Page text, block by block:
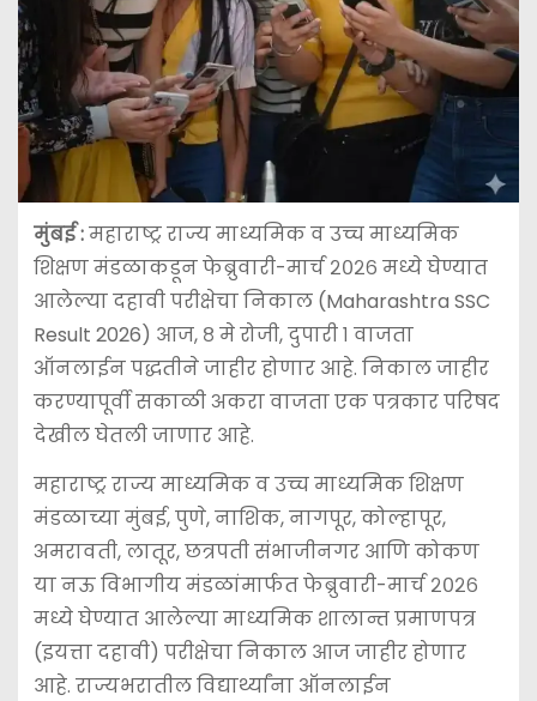
मुंबई :महाराष्ट्र राज्य माध्यमिक व उच्च माध्यमिक
शिक्षण मंडळाकडून फेब्रुवारी-मार्च २०२६ मध्ये घेण्यात
आलेल्या दहावी परीक्षेचा निकाल (Maharashtra SSC
Result 2026) आज, ८ मे रोजी, दुपारी १ वाजता
ऑनलाईन पद्धतीने जाहीर होणार आहे. निकाल जाहीर
करण्यापूर्वी सकाळी अकरा वाजता एक पत्रकार परिषद
देखील घेतली जाणार आहे.
महाराष्ट्र राज्य माध्यमिक व उच्च माध्यमिक शिक्षण
मंडळाच्या मुंबई, पुणे, नाशिक, नागपूर, कोल्हापूर,
अमरावती, लातूर, छत्रपती संभाजीनगर आणि कोकण
या नऊ विभागीय मंडळांमार्फत फेब्रुवारी-मार्च २०२६
मध्ये घेण्यात आलेल्या माध्यमिक शालान्त प्रमाणपत्र
(इयत्ता दहावी) परीक्षेचा निकाल आज जाहीर होणार
आहे. राज्यभरातील विद्यार्थ्यांना ऑनलाईन